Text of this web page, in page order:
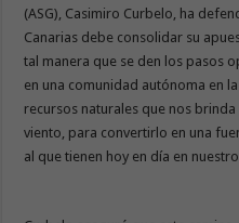
(ASG), Casimiro Curbelo, ha
Canarias debe consolidar su
tal manera que se den los pasos
en una comunidad autónoma en
recursos naturales que nos
viento, para convertirlo en una
al que tienen hoy en día en